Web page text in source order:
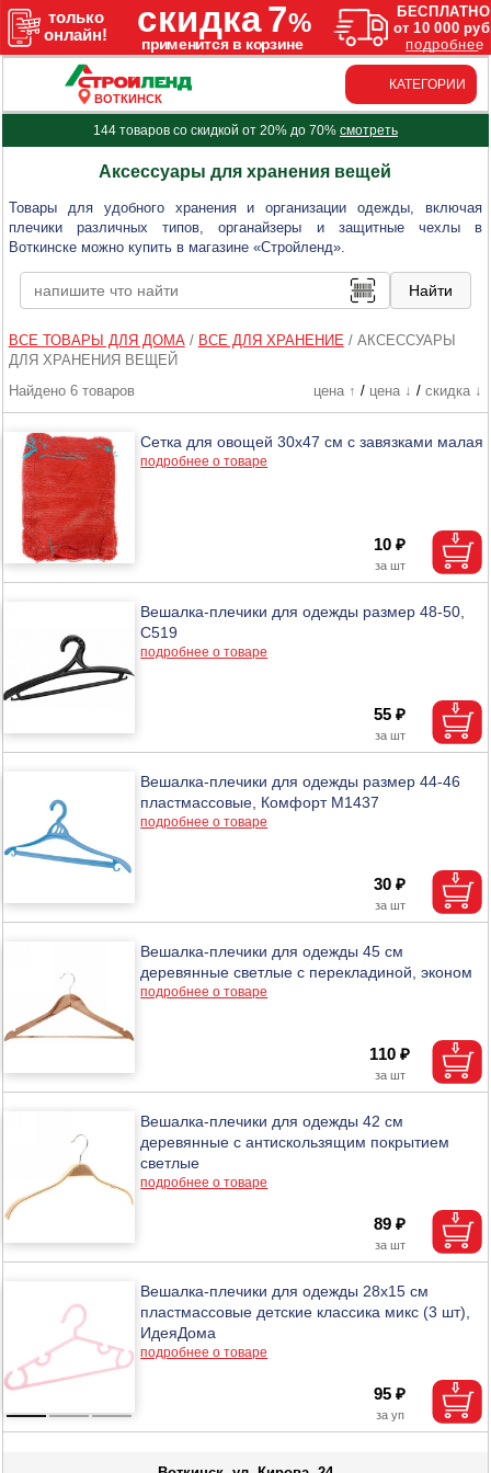
ВОТКИНСК
КАТЕГОРИИ
144 товаров со скидкой от 20% до 70% смотреть
Аксессуары для хранения вещей
Товары для удобного хранения и организации одежды, включая
плечики различных типов, органайзеры и защитные чехлы в
Воткинске можно купить в магазине «Стройленд».
ВСЕ ТОВАРЫ ДЛЯ ДОМА/ ВСЕ ДЛЯ ХРАНЕНИЕ / АКСЕССУАРЫ
ДЛЯ ХРАНЕНИЯ ВЕЩЕЙ
Найдено 6 товаров
цена ↑ / цена ↓ / скидка ↓
Сетка для овощей 30х47 см с завязками малая
подробнее о товаре
10 ₽
Вешалка-плечики для одежды размер 48-50,
С519
подробнее о товаре
55 ₽
Вешалка-плечики для одежды размер 44-46
пластмассовые, Комфорт М1437
подробнее о товаре
30 ₽
Вешалка-плечики для одежды 45 см
деревянные светлые с перекладиной, эконом
подробнее о товаре
110 ₽
Вешалка-плечики для одежды 42 см
деревянные с антискользящим покрытием
светлые
подробнее о товаре
89 ₽
Вешалка-плечики для одежды 28х15 см
пластмассовые детские классика микс (3 шт),
ИдеяДома
подробнее о товаре
95 ₽